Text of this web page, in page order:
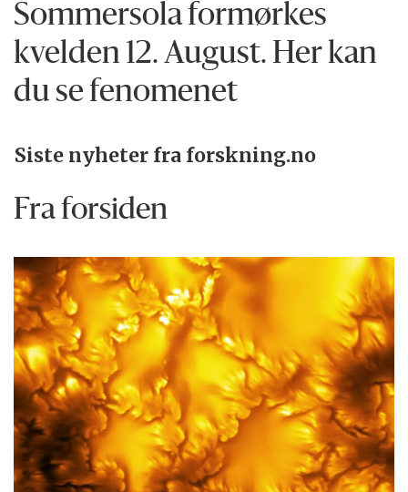
Sommersola formørkes
kvelden 12. August. Her kan
du se fenomenet
Siste nyheter fra forskning.no
Fra forsiden